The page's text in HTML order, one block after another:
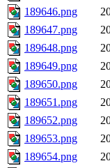
189646.png
189647.png
189648.png
189649.png
189650.png
189651.png
189652.png
189653.png
189654.png